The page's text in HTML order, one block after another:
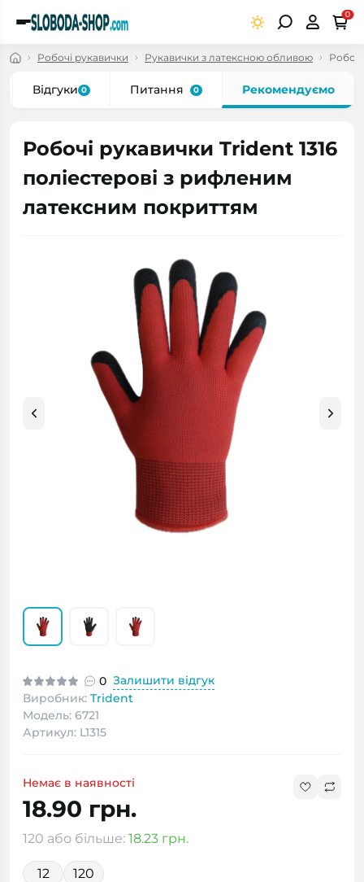
0
Робочі рукавички Рукавички з латексною обливою
Відгуки 0 Питання 0 Рекомендуємо
Робочі рукавички Trident 1316
поліестерові з рифленим
латексним покриттям
0 Залишити відгук
Виробник: Trident
Модель: 6721
Артикул: L1315
Немає в наявності
18.90 грн.
120 або більше: 18.23 грн.
12 120